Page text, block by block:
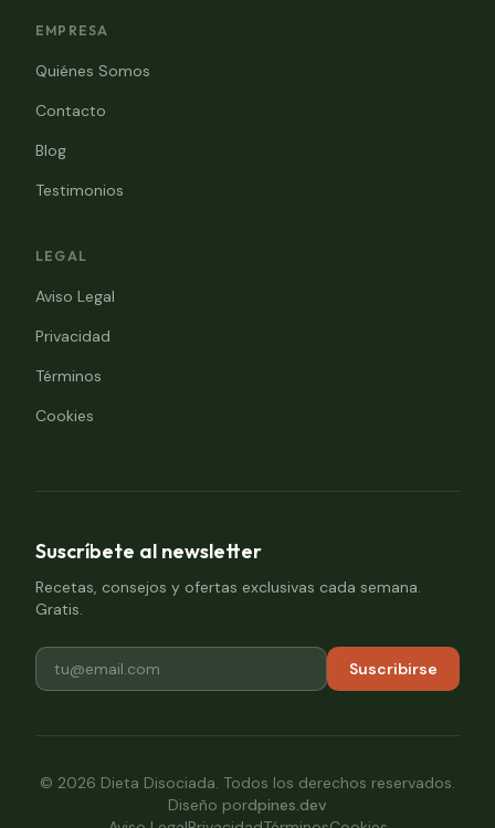
EMPRESA
Quiénes Somos
Contacto
Blog
Testimonios
LEGAL
Aviso Legal
Privacidad
Términos
Cookies
Suscríbete al newsletter
Recetas, consejos y ofertas exclusivas cada semana.
Gratis.
Suscribirse
© 2026 Dieta Disociada. Todos los derechos reservados.
Diseño pordpines.dev